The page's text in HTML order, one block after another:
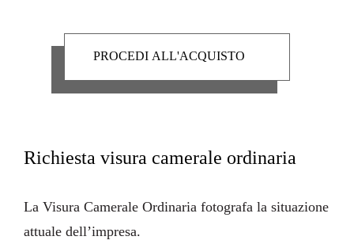
Richiesta visura camerale ordinaria
La Visura Camerale Ordinaria fotografa la situazione
attuale dell’impresa.